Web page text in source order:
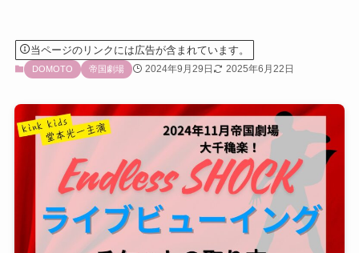
当ページのリンクには広告が含まれています。
DOMOTO 帝国劇場 2024年9月29日 2025年6月22日